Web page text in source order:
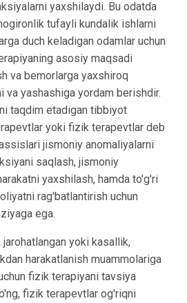
yaxshilaydi. Bu odatda
tufayli kundalik ishlarni
duch keladigan odamlar uchun
asosiy maqsadi
va bemorlarga yaxshiroq
va yashashiga yordam berishdir.
taqdim etadigan tibbiyot
yoki fizik terapevtlar deb
jismoniy anomaliyalarni
saqlash, jismoniy
yaxshilash, hamda to'g'ri
rag'batlantirish uchun
ega.
yoki kasallik,
harakatlanish muammolariga
fizik terapiyani tavsiya
fizik terapevtlar og'riqni